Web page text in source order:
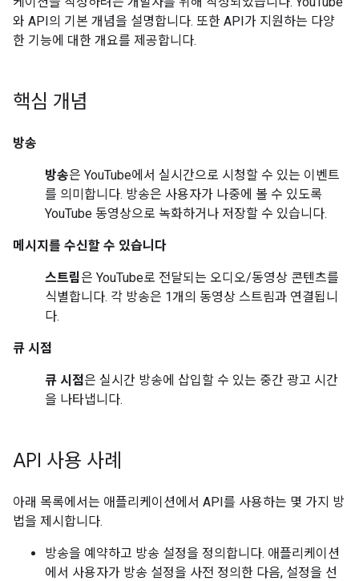
와 API의 기본 개념을 설명합니다. 또한 API가 지원하는 다양
한 기능에 대한 개요를 제공합니다.
핵심 개념
방송
방송은 YouTube에서 실시간으로 시청할 수 있는 이벤트
를 의미합니다. 방송은 사용자가 나중에 볼 수 있도록
YouTube 동영상으로 녹화하거나 저장할 수 있습니다.
메시지를 수신할 수 있습니다
스트림 은 YouTube로 전달되는 오디오/동영상 콘텐츠를
식별합니다. 각 방송은 1개의 동영상 스트림과 연결됩니
다.
큐 시점
큐 시점은 실시간 방송에 삽입할 수 있는 중간 광고 시간
을 나타냅니다.
API 사용 사례
아래 목록에서는 애플리케이션에서 API를 사용하는 몇 가지 방
법을 제시합니다.
방송을 예약하고 방송 설정을 정의합니다. 애플리케이션
에서 사용자가 방송 설정을 사전 정의한 다음, 설정을 선